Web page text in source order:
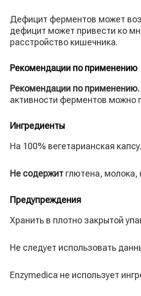
Дефицит ферментов может
дефицит может привести ко
расстройство кишечника.
Рекомендации по применению
Рекомендации по применению.
активности ферментов можно
Ингредиенты
На 100% вегетарианская
Не содержит глютена, молока,
Предупреждения
Хранить в плотно закрытой
Не следует использовать
Enzymedica не использует